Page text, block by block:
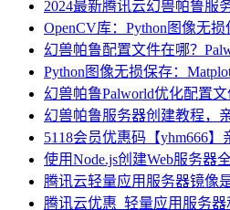
2024最新腾讯云幻兽帕鲁服
OpenCV库：Python图像无损
幻兽帕鲁配置文件在哪？
Python图像无损保存：
幻兽帕鲁Palworld优化配置文
幻兽帕鲁服务器创建教程，
5118会员优惠码【yhm666】
使用Node.js创建Web服务器
腾讯云轻量应用服务器镜像
腾讯云优惠_轻量应用服务